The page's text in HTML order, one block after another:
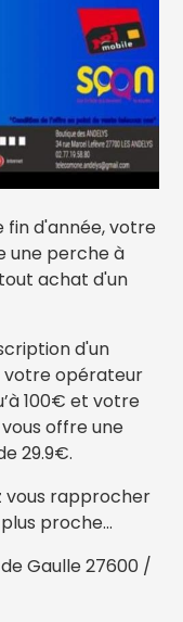
d'année, votre
une perche à
achat d'un
d'un
votre opérateur
100€ et votre
offre une
29.9€.
vous rapprocher
proche...
Gaulle 27600 /